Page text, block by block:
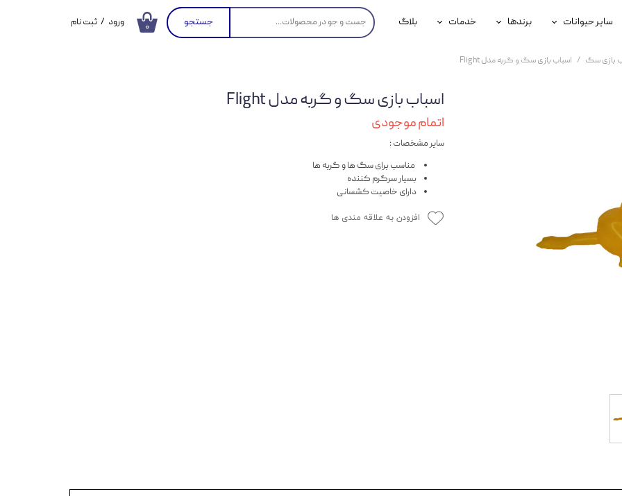
۰ جستجو سایر حیوانات
محصولات پرندگان
برندها
جوسرا
خدمات
خدمات آنلاین دامپزشکی
بلاگ ورود / ثبت نام
بازی سگ اسباب بازی سگ و گربه مدل Flight
اسباب بازی سگ و گربه مدل Flight
اتمام موجودی
سایر مشخصات :
مناسب برای سگ ها و گربه ها
بسیار سرگرم کننده
دارای خاصیت کشسانی
افزودن به علاقه مندی ها